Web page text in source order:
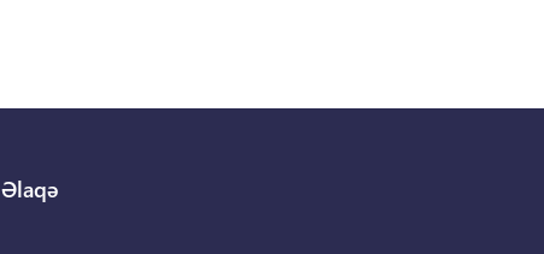
Əlaqə